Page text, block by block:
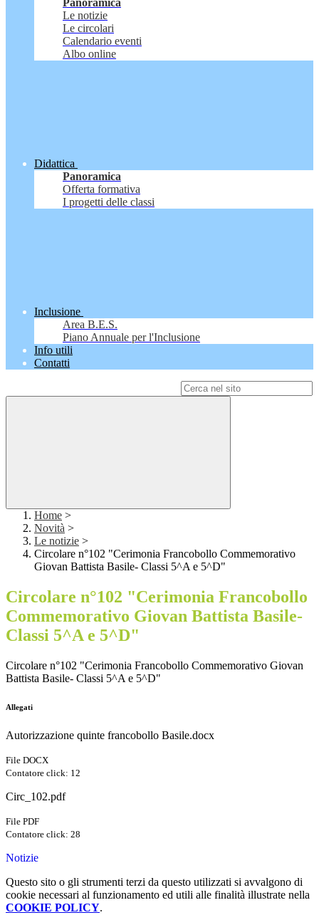
Panoramica
Le notizie
Le circolari
Calendario eventi
Albo online
Didattica
Panoramica
Offerta formativa
I progetti delle classi
Inclusione
Area B.E.S.
Piano Annuale per l'Inclusione
Info utili
Contatti
Home >
Novità >
Le notizie >
Circolare n°102 "Cerimonia Francobollo Commemorativo
Giovan Battista Basile- Classi 5^A e 5^D"
Circolare n°102 "Cerimonia Francobollo
Commemorativo Giovan Battista Basile-
Classi 5^A e 5^D"
Circolare n°102 "Cerimonia Francobollo Commemorativo Giovan
Battista Basile- Classi 5^A e 5^D"
Allegati
Autorizzazione quinte francobollo Basile.docx
File DOCX
Contatore click: 12
Circ_102.pdf
File PDF
Contatore click: 28
Notizie
Questo sito o gli strumenti terzi da questo utilizzati si avvalgono di
cookie necessari al funzionamento ed utili alle finalità illustrate nella
COOKIE POLICY.